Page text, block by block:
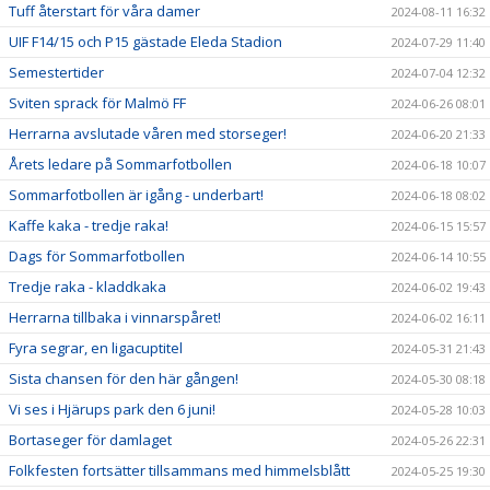
Tuff återstart för våra damer 2024-08-11 16:32
UIF F14/15 och P15 gästade Eleda Stadion 2024-07-29 11:40
Semestertider 2024-07-04 12:32
Sviten sprack för Malmö FF 2024-06-26 08:01
Herrarna avslutade våren med storseger! 2024-06-20 21:33
Årets ledare på Sommarfotbollen 2024-06-18 10:07
Sommarfotbollen är igång - underbart! 2024-06-18 08:02
Kaffe kaka - tredje raka! 2024-06-15 15:57
Dags för Sommarfotbollen 2024-06-14 10:55
Tredje raka - kladdkaka 2024-06-02 19:43
Herrarna tillbaka i vinnarspåret! 2024-06-02 16:11
Fyra segrar, en ligacuptitel 2024-05-31 21:43
Sista chansen för den här gången! 2024-05-30 08:18
Vi ses i Hjärups park den 6 juni! 2024-05-28 10:03
Bortaseger för damlaget 2024-05-26 22:31
Folkfesten fortsätter tillsammans med himmelsblått 2024-05-25 19:30